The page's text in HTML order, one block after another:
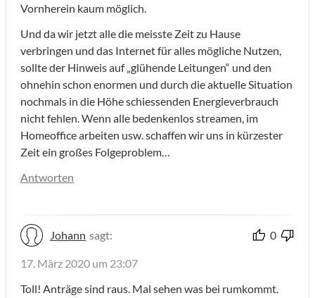
Vornherein kaum möglich.
Und da wir jetzt alle die meisste Zeit zu Hause
verbringen und das Internet für alles mögliche Nutzen,
sollte der Hinweis auf „glühende Leitungen“ und den
ohnehin schon enormen und durch die aktuelle Situation
nochmals in die Höhe schiessenden Energieverbrauch
nicht fehlen. Wenn alle bedenkenlos streamen, im
Homeoffice arbeiten usw. schaffen wir uns in kürzester
Zeit ein großes Folgeproblem…
Antworten
Johann sagt: 0
17. März 2020 um 23:07
Toll! Anträge sind raus. Mal sehen was bei rumkommt.